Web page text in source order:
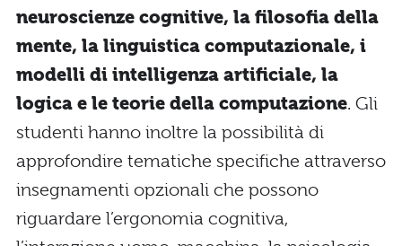
neuroscienze cognitive, la filosofia della
mente, la linguistica computazionale, i
modelli di intelligenza artificiale, la
logica e le teorie della computazione. Gli
studenti hanno inoltre la possibilità di
approfondire tematiche specifiche attraverso
insegnamenti opzionali che possono
riguardare l’ergonomia cognitiva,